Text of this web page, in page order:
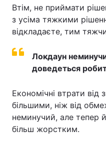
Втім, не приймати
з усіма тяжкими
відкладаєте, тим
Локдаун
доведеться
Економічні втрати від
більшими, ніж від
неминучий, але тепер
більш жорстким.